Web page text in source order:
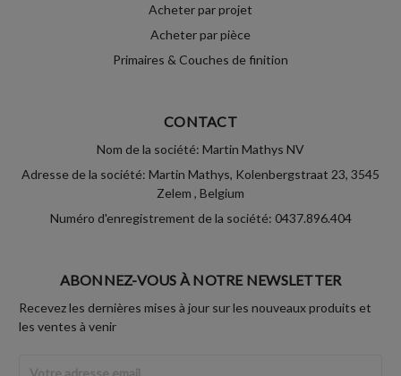
Acheter par projet
Acheter par pièce
Primaires & Couches de finition
CONTACT
Nom de la société: Martin Mathys NV
Adresse de la société: Martin Mathys, Kolenbergstraat 23, 3545
Zelem , Belgium
Numéro d'enregistrement de la société: 0437.896.404
ABONNEZ-VOUS À NOTRE NEWSLETTER
Recevez les dernières mises à jour sur les nouveaux produits et
les ventes à venir